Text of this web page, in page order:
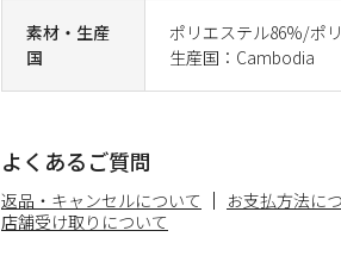
素材・生産
国
ポリエステル86%/ポ
生産国：Cambodia
よくあるご質問
返品・キャンセルについて お支払方法に
店舗受け取りについて